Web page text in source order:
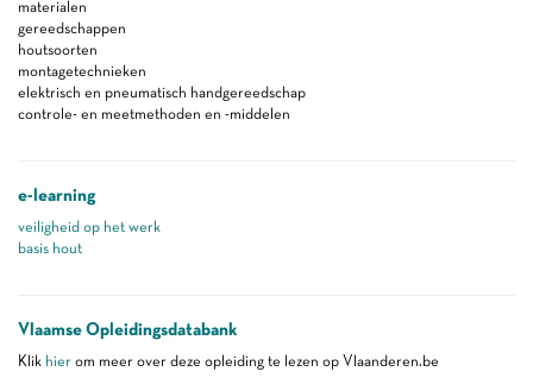
materialen
gereedschappen
houtsoorten
montagetechnieken
elektrisch en pneumatisch handgereedschap
controle- en meetmethoden en -middelen
e-learning
veiligheid op het werk
basis hout
Vlaamse Opleidingsdatabank
Klik hier om meer over deze opleiding te lezen op Vlaanderen.be